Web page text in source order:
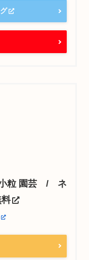
小粒 園芸 / ネ